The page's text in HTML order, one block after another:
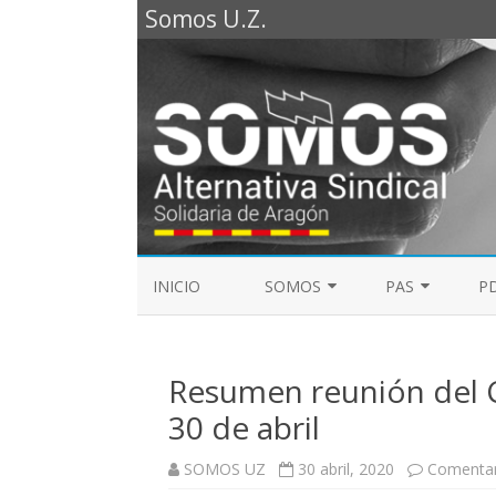
Somos U.Z.
INICIO SOMOS
REPRESENTANTES SOMOS PDI
PAS
MESA DE PAS
Resumen reunión del
30 de abril
SOMOS UZ 30 abril, 2020